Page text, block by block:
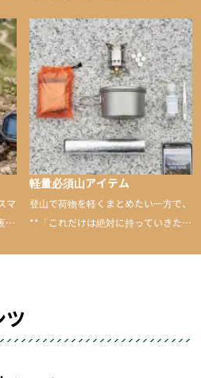
山に持ち込むと快適性や安心感をグッ
と引き上げてくれる――そんな意外性
のあるアイテムを紹介
マ
間
軽量必須山アイテム
登山で荷物を軽くまとめたい一方で、
**「これだけは絶対に持っていきた
ツ